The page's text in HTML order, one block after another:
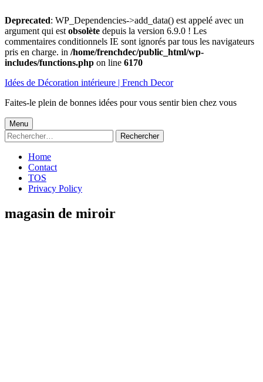
Deprecated: WP_Dependencies->add_data() est appelé avec un
argument qui est obsolète depuis la version 6.9.0 ! Les
commentaires conditionnels IE sont ignorés par tous les navigateurs
pris en charge. in /home/frenchdec/public_html/wp-
includes/functions.php on line 6170
au
Idées de Décoration intérieure | French Decor
Faites-le plein de bonnes idées pour vous sentir bien chez vous
Menu
principal
Menu
Rechercher :
Home
Contact
TOS
Privacy Policy
magasin de miroir